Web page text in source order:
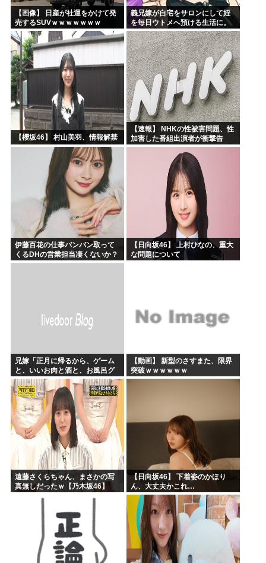
【画像】 日産が社運をかけて発
売するSUVｗｗｗｗｗｗｗ
義兄嫁が自宅をサロンにして姪
を毎日ウトメへ預ける生活に。
数年後、そのツケが一気に回っ
てきて…
【櫻坂46】 村山美羽、情報解禁
【速報】 NHKの性被害問題、性
加害した番組出演者が衝撃告
白！
伊藤百花の仕事バンバン取って
くるDHの営業担当凄くないか？
今年のボーナス凄いことになり
【日向坂46】 上村ひなの、重大
な問題について
兄嫁「正月に帰るから、ゲーム
と、いいお肉と酒と、お風呂グ
ッズの準備しとけよ」寝起きの
私「知るかボケ」兄嫁「キィィ
ィィー！！！！」私「あ…」
【動画】 新型のさすまた、限界
突破ｗｗｗｗｗｗ
遠藤さくらちゃん、まさかの写
真無しだったｗ【乃木坂46】
【日向坂46】 下着姿のかほり
ん、大丈夫かこれ…